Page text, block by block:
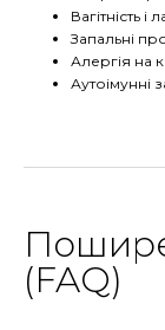
Вагітність і
Запальні
Алергія на
Аутоімунні
(FAQ)